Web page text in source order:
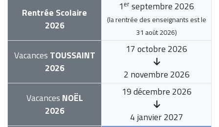
Rentrée Scolaire
2026
1 er septembre 2026
(la rentrée des enseignants est le
31 août 2026)
Vacances TOUSSAINT
2026
17 octobre 2026
2 novembre 2026
Vacances NOËL
2026
19 décembre 2026
4 janvier 2027